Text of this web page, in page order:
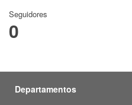
Seguidores
0
Departamentos